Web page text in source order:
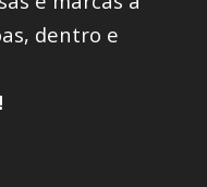
dentro e